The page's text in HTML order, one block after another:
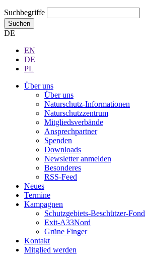
Suchbegriffe
Suchen
DE
EN
DE
PL
Über uns
Über uns
Naturschutz-Informationen
Naturschutzzentrum
Mitgliedsverbände
Ansprechpartner
Spenden
Downloads
Newsletter anmelden
Besonderes
RSS-Feed
Neues
Termine
Kampagnen
Schutzgebiets-Beschützer-Fond
Exit-A33Nord
Grüne Finger
Kontakt
Mitglied werden